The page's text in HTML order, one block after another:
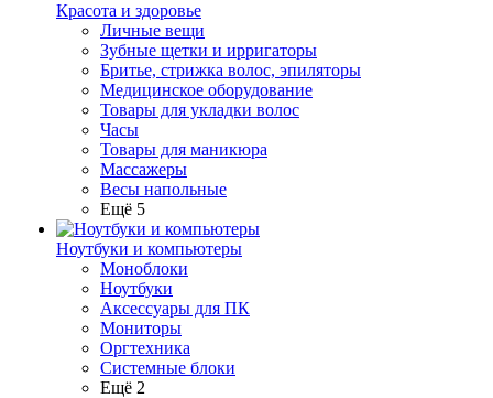
Красота и здоровье
Личные вещи
Зубные щетки и ирригаторы
Бритье, стрижка волос, эпиляторы
Медицинское оборудование
Товары для укладки волос
Часы
Товары для маникюра
Массажеры
Весы напольные
Ещё 5
Ноутбуки и компьютеры
Моноблоки
Ноутбуки
Аксессуары для ПК
Мониторы
Оргтехника
Системные блоки
Ещё 2